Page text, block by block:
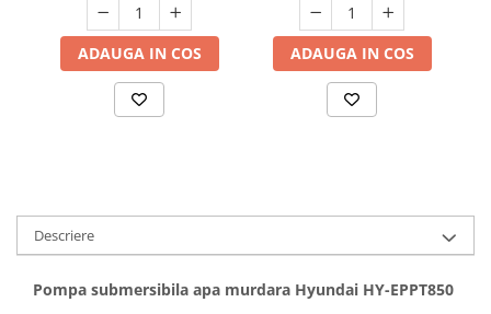
Hote bucatarie
Consumabile
Hote cupolare
Hote telescopice
Hote traditionale
Masini de Spalat Rufe & Uscatoare
ADAUGA IN COS ADAUGA IN COS
Descriere
Pompa submersibila apa murdara Hyundai HY-EPPT850